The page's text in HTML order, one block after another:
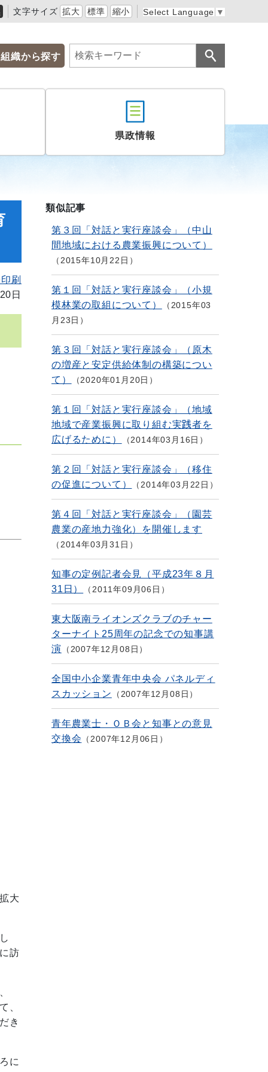
文字サイズ 拡大 標準 縮小 Select Language ▼
組織から探す
県政情報
刷
日
大
訪
、
き
に
類似記事
第３回「対話と実行座談会」（中山
間地域における農業振興について）
2015年10月22日
第１回「対話と実行座談会」（小規
模林業の取組について）
2015年03
月23日
第３回「対話と実行座談会」（原木
の増産と安定供給体制の構築につい
て）
2020年01月20日
第１回「対話と実行座談会」（地域
地域で産業振興に取り組む実践者を
広げるために）
2014年03月16日
第２回「対話と実行座談会」（移住
の促進について）
2014年03月22日
第４回「対話と実行座談会」（園芸
農業の産地力強化）を開催します
2014年03月31日
知事の定例記者会見（平成23年８月
31日）
2011年09月06日
東大阪南ライオンズクラブのチャー
ターナイト25周年の記念での知事講
演
2007年12月08日
全国中小企業青年中央会 パネルディ
スカッション
2007年12月08日
青年農業士・ＯＢ会と知事との意見
交換会
2007年12月06日